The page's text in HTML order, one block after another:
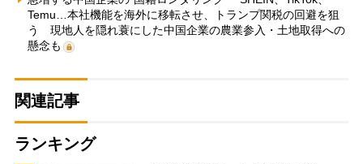
Temu…本社機能を海外に移転させ、トランプ関税の回避を狙
う 現地人を隠れ蓑にした中国企業の農業参入・土地取得への
懸念も
関連記事
ランキング